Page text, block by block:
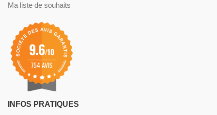
Ma liste de souhaits
9.6/10
754 AVIS
INFOS PRATIQUES